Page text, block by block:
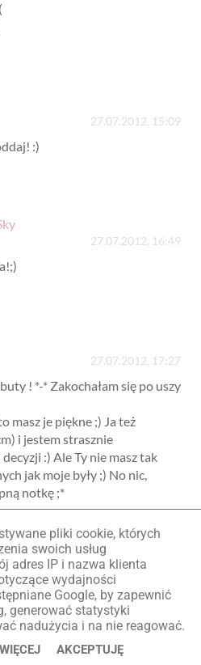
27.07.2012, 15:09
:)
27.07.2012, 16:49
27.07.2012, 17:27
! *-* Zakochałam się po uszy
masz je piękne ;) Ja też
i jestem strasznie
:) Ale Ty nie masz tak
jak moje były ;) No nic,
notkę ;*
27.07.2012, 18:58
włosów- trzeba to dobrze
i teraz żałuję :P
pliki cookie, których
swoich usług
adres IP i nazwa klienta
wydajności
Google, by zapewnić
generować statystyki
nadużycia i na nie reagować.
AKCEPTUJĘ